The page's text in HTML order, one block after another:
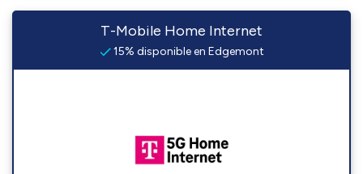
T-Mobile Home Internet
15% disponible en Edgemont